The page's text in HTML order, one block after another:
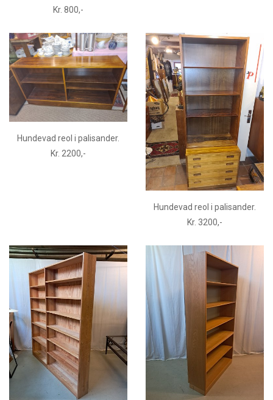
Kr. 800,-
Hundevad reol i palisander.
Kr. 2200,-
Hundevad reol i palisander.
Kr. 3200,-